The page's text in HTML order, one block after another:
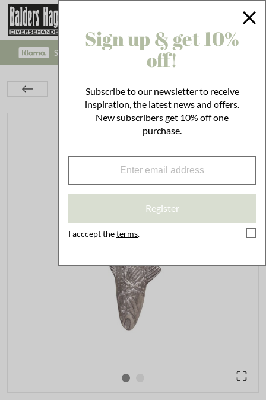
SAFE PAYMENT WITH KLARNA CHECKOUT!
Bottle Opener Fish Antique Silver
Sign up & get 10%
off!
Subscribe to our newsletter to receive
inspiration, the latest news and offers.
New subscribers get 10% off one
purchase.
Register
I acccept theterms.